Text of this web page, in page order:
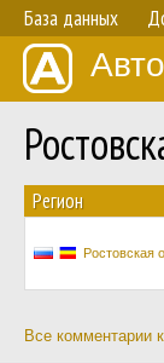
База данных
Регион
Ростовская
Все комментарии